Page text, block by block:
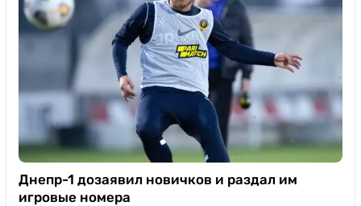
Днепр-1 дозаявил новичков и раздал им
игровые номера